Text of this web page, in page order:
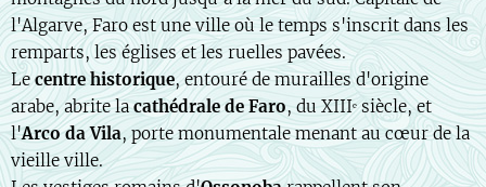
l'Algarve, Faro est une ville où le temps s'inscrit dans les
remparts, les églises et les ruelles pavées.
Lecentre historique, entouré de murailles d'origine
arabe, abrite lacathédrale de Faro, du XIIIᵉ siècle, et
l'Arco da Vila, porte monumentale menant au cœur de la
vieille ville.